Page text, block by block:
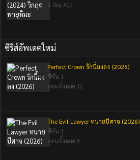
2 Day Ago.
ซีรีส์อัพเดตใหม่
Perfect Crown รักนี้มงลง (2026)
ซีซัน 1
ตอนทั้งหมด 12
The Evil Lawyer ทนายปีศาจ (2026)
ซีซัน 1
ตอนทั้งหมด 8